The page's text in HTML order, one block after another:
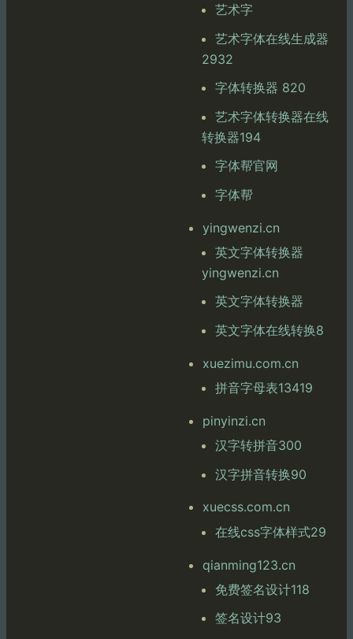
艺术字
艺术字体在线生成器
2932
字体转换器 820
艺术字体转换器在线
转换器194
字体帮官网
字体帮
yingwenzi.cn
英文字体转换器
yingwenzi.cn
英文字体转换器
英文字体在线转换8
xuezimu.com.cn
拼音字母表13419
pinyinzi.cn
汉字转拼音300
汉字拼音转换90
xuecss.com.cn
在线css字体样式29
qianming123.cn
免费签名设计118
签名设计93